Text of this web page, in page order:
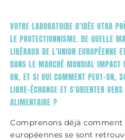
VOTRE LABORATOIRE D’IDÉE UTAA
LE PROTECTIONNISME. DE QUELLE
LIBÉRAUX DE L’UNION EUROPÉENNE
DANS LE MARCHÉ MONDIAL IMPACT
ON, ET SI OUI COMMENT PEUT-ON,
LIBRE-ÉCHANGE ET S’ORIENTER
ALIMENTAIRE ?
Comprenons déjà
européennes se sont